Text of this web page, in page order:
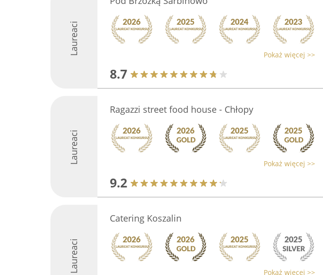
Laureaci Pokaż więcej >>
8.7
Laureaci
Ragazzi street food house - Chłopy
Pokaż więcej >>
9.2
Laureaci
Catering Koszalin
Pokaż więcej >>